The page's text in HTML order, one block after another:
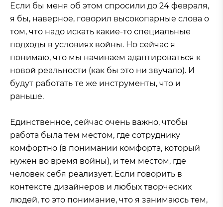
Если бы меня об этом спросили до 24 февраля,
я бы, наверное, говорил высокопарные слова о
том, что надо искать какие-то специальные
подходы в условиях войны. Но сейчас я
понимаю, что мы начинаем адаптироваться к
новой реальности (как бы это ни звучало). И
будут работать те же инструменты, что и
раньше.
Единственное, сейчас очень важно, чтобы
работа была тем местом, где сотруднику
комфортно (в понимании комфорта, который
нужен во время войны), и тем местом, где
человек себя реализует. Если говорить в
контексте дизайнеров и любых творческих
людей, то это понимание, что я занимаюсь тем,